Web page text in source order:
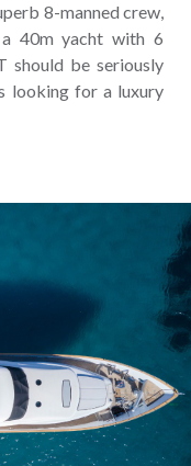
8-manned crew,
40m yacht with 6
should be seriously
looking for a luxury